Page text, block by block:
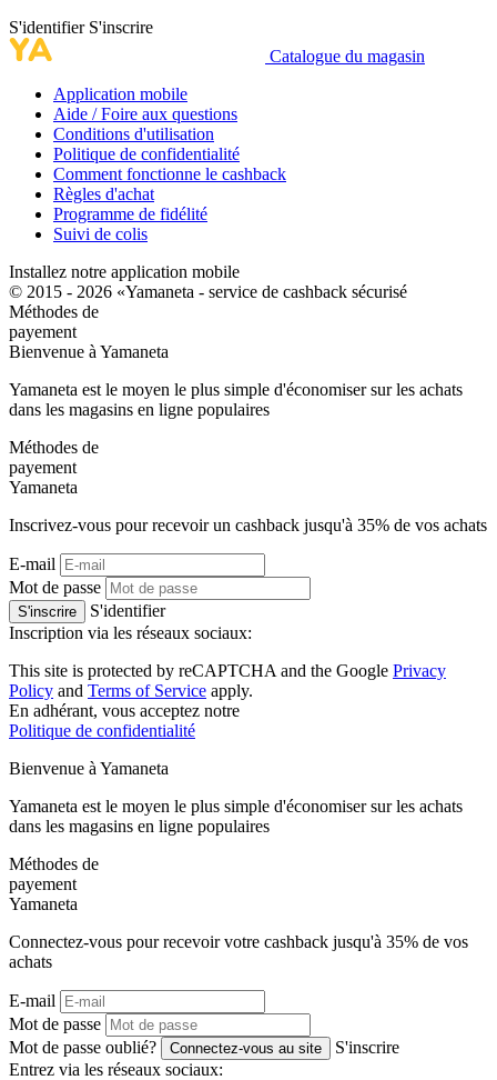
S'identifier S'inscrire
Catalogue du magasin
Application mobile
Aide / Foire aux questions
Conditions d'utilisation
Politique de confidentialité
Comment fonctionne le cashback
Règles d'achat
Programme de fidélité
Suivi de colis
Installez notre application mobile
© 2015 - 2026 «Yamaneta - service de cashback sécurisé
Méthodes de
payement
Bienvenue à Yamaneta
Yamaneta est le moyen le plus simple d'économiser sur les achats
dans les magasins en ligne populaires
Méthodes de
payement
Yamaneta
Inscrivez-vous pour recevoir un cashback jusqu'à 35% de vos achats
E-mail
Mot de passe
S'inscrire
S'identifier
Inscription via les réseaux sociaux:
This site is protected by reCAPTCHA and the Google Privacy
Policy and Terms of Service apply.
En adhérant, vous acceptez notre
Politique de confidentialité
Bienvenue à Yamaneta
Yamaneta est le moyen le plus simple d'économiser sur les achats
dans les magasins en ligne populaires
Méthodes de
payement
Yamaneta
Connectez-vous pour recevoir votre cashback jusqu'à 35% de vos
achats
E-mail
Mot de passe
Mot de passe oublié?
Connectez-vous au site
S'inscrire
Entrez via les réseaux sociaux: